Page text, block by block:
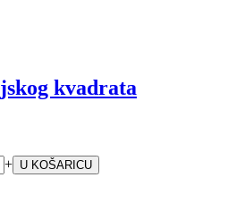
kvadrata
+